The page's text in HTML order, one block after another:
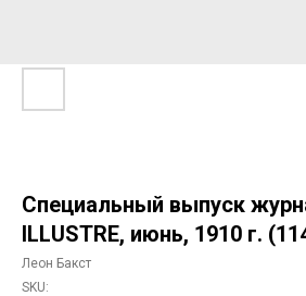
Специальный выпуск
ILLUSTRE, июнь, 1910 г.
Леон Бакст
SKU: